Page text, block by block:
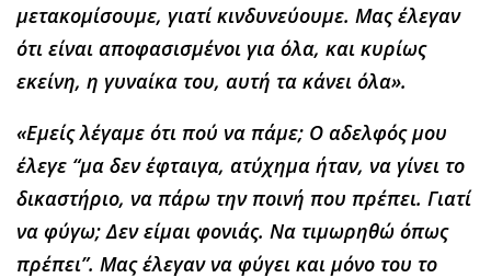
μετακομίσουμε, γιατί κινδυνεύουμε. Μας έλεγαν
ότι είναι αποφασισμένοι για όλα, και κυρίως
εκείνη, η γυναίκα του, αυτή τα κάνει όλα».
«Εμείς λέγαμε ότι πού να πάμε; Ο αδελφός μου
έλεγε “μα δεν έφταιγα, ατύχημα ήταν, να γίνει το
δικαστήριο, να πάρω την ποινή που πρέπει. Γιατί
να φύγω; Δεν είμαι φονιάς. Να τιμωρηθώ όπως
πρέπει”. Μας έλεγαν να φύγει και μόνο του το